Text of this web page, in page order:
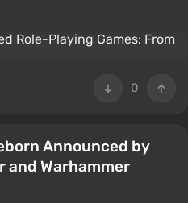
0
Announced by
and Warhammer